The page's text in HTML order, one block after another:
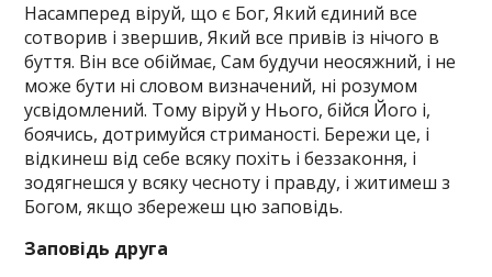
Насамперед віруй, що є Бог, Який єдиний все
сотворив і звершив, Який все привів із нічого в
буття. Він все обіймає, Сам будучи неосяжний, і не
може бути ні словом визначений, ні розумом
усвідомлений. Тому віруй у Нього, бійся Його і,
боячись, дотримуйся стриманості. Бережи це, і
відкинеш від себе всяку похіть і беззаконня, і
зодягнешся у всяку чесноту і правду, і житимеш з
Богом, якщо збережеш цю заповідь.
Заповідь друга